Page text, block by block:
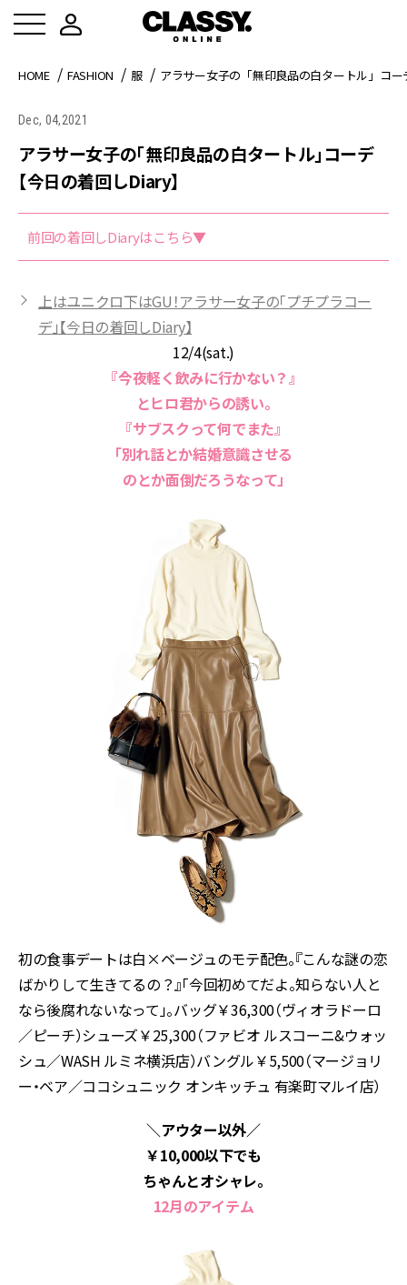
HOME FASHION 服 アラサー女子の「無印良品の白タートル」コ
Dec, 04,2021
アラサー女子の「無印良品の白タートル」コーデ
【今日の着回しDiary】
前回の着回しDiaryはこちら▼
上はユニクロ下はGU！アラサー女子の「プチプラコー
デ」【今日の着回しDiary】
12/4(sat.)
『今夜軽く飲みに行かない？』
とヒロ君からの誘い。
『サブスクって何でまた』
「別れ話とか結婚意識させる
のとか面倒だろうなって」
初の食事デートは白×ベージュのモテ配色。『こんな謎の恋
ばかりして生きてるの？』「今回初めてだよ。知らない人と
なら後腐れないなって」。バッグ￥36,300（ヴィオラドーロ
／ピーチ）シューズ￥25,300（ファビオ ルスコーニ&ウォッ
シュ／WASH ルミネ横浜店）バングル￥5,500（マージョリ
ー・ベア／ココシュニック オンキッチュ 有楽町マルイ店）
＼アウター以外／
￥10,000以下でも
ちゃんとオシャレ。
12月のアイテム